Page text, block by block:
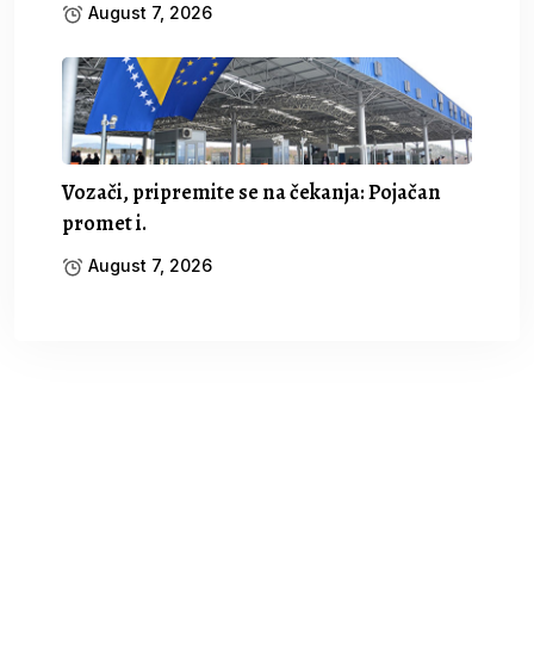
August 7, 2026
Vozači, pripremite se na čekanja: Pojačan
promet i.
August 7, 2026